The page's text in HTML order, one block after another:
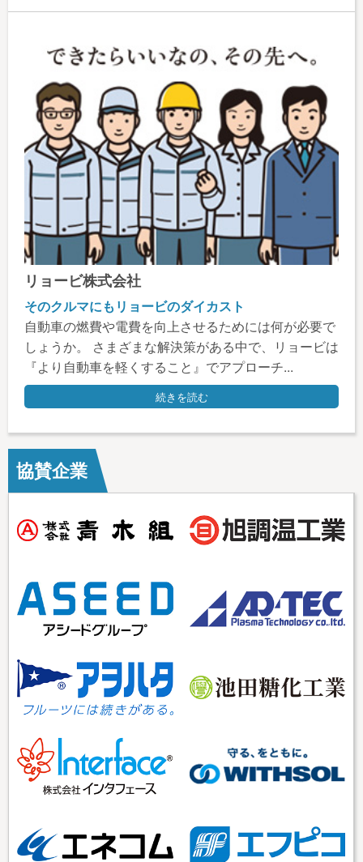
リョービ株式会社
そのクルマにもリョービのダイカスト
自動車の燃費や電費を向上させるためには何が必要で
しょうか。 さまざまな解決策がある中で、リョービは
『より自動車を軽くすること』でアプローチ...
続きを読む
協賛企業